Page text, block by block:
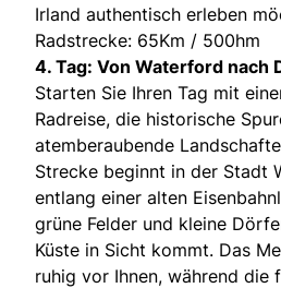
Irland authentisch erleben
Radstrecke: 65Km / 500hm
4. Tag: Von Waterford nach
Starten Sie Ihren Tag mit
Radreise, die historische
atemberaubende
Strecke beginnt in der Stadt
entlang einer alten
grüne Felder und kleine
Küste in Sicht kommt. Das
ruhig vor Ihnen, während die